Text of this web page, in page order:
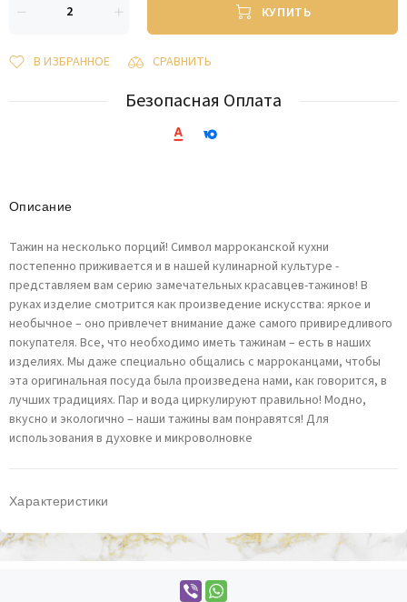
КУПИТЬ
В ИЗБРАННОЕ СРАВНИТЬ
Безопасная Оплата
Описание
Тажин на несколько порций! Символ марроканской кухни
постепенно приживается и в нашей кулинарной культуре -
представляем вам серию замечательных красавцев-тажинов! В
руках изделие смотрится как произведение искусства: яркое и
необычное – оно привлечет внимание даже самого привиредливого
покупателя. Все, что необходимо иметь тажинам – есть в наших
изделиях. Мы даже специально общались с марроканцами, чтобы
эта оригинальная посуда была произведена нами, как говорится, в
лучших традициях. Пар и вода циркулируют правильно! Модно,
вкусно и экологично – наши тажины вам понравятся! Для
использования в духовке и микроволновке
Характеристики